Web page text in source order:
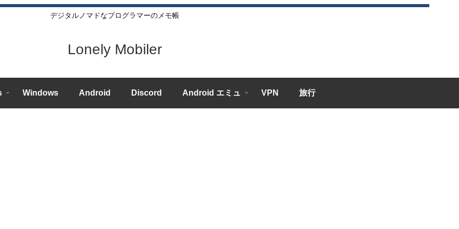
デジタルノマドなプログラマーのメモ帳
Lonely Mobiler
Windows Android Discord Android エミュ VPN 旅行